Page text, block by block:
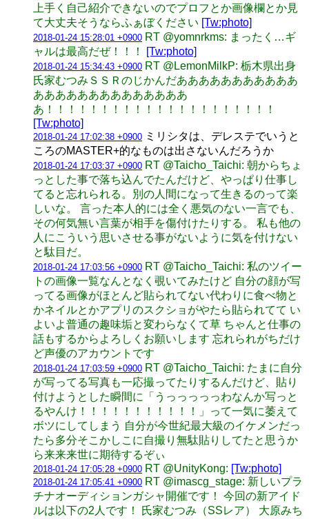
上手く自己紹介できないのでプロフとか画像欄とか見
て大丈夫そうならふぁぼください [Tw:photo]
2018-01-24 15:28:01 +0900 RT @yomnrkms: まったく…ギ
ャルは最高だぜ！！！
[Tw:photo]
2018-01-24 15:34:43 +0900 RT @LemonMilkP: 栃木県出身
氏家むつみＳＳＲのじかんだあああああああああああ
ああああああああああああああ
あ！！！！！！！！！！！！！！！！！！！！！
[Tw:photo]
2018-01-24 17:02:38 +0900 ミリシタは、デレステでいうと
ころのMASTER+的なものは出さないんだろうか
2018-01-24 17:03:37 +0900 RT @Taicho_Taichi: 朝からちょ
っとした事で落ち込んでたんだけど、やっぱり仕事し
てると忘れられる。別の人間になって生きるのって楽
しいな。 言った本人的には全く悪気のない一言でも、
その何気無い言葉が相手を傷付けたりする。 私も他の
人にこういう思いさせる事がないように気を付けない
と駄目だ。
2018-01-24 17:03:56 +0900 RT @Taicho_Taichi: 私のツイー
トの画像一覧なんとなく覗いてみたけど 自分の顔が写
ってる画像がほとんど貼られてない代わりに食べ物と
かネイルとかアプリのスクショがやたら貼られてて い
よいよ普通の趣味垢と変わらなくて草 ちゃんと仕事の
話もするからよろしくお願いします 忘れられがちだけ
ど声優のアカウントです
2018-01-24 17:03:59 +0900 RT @Taicho_Taichi: たまに自分
が写ってる写真も一応撮ってたりするんだけど、貼り
付けようとした瞬間に「うっっっっっわなんか写っと
るやんけ！！！！！！！！！！！」って一気に萎えて
ボツにしてしまう 自分が今世紀最大級のイケメンだっ
たら多分そこかしこに自撮り無駄貼りしてたと思うか
ら来来来世に期待するぞぃ
2018-01-24 17:05:28 +0900 RT @UnityKong: [Tw:photo]
2018-01-24 17:05:41 +0900 RT @imascg_stage: 新しいプラ
チナオーディションガシャ開催です！ 今回の新アイド
ルは以下の2人です！ 氏家むつみ（SSレア） 大原みち